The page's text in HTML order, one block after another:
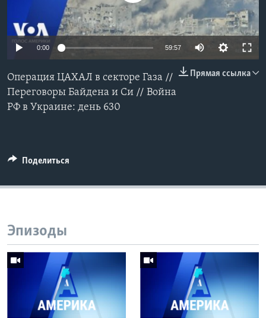
Learning English
СОЦИАЛЬНЫЕ СЕТИ
Языки
0:00 59:57
Прямая ссылка
Операция ЦАХАЛ в cекторе Газа //
Переговоры Байдена и Си // Война
РФ в Украине: день 630
Поделиться
Эпизоды